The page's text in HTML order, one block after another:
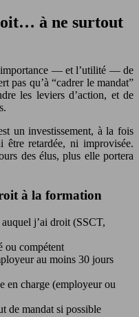
à ne surtout
— et l’utilité — de
pas qu’à “cadrer le mandat”
les leviers d’action, et de
un investissement, à la fois
retardée, ni improvisée.
des élus, plus elle portera
à la formation
j’ai droit (SSCT,
ou compétent
au moins 30 jours
en charge (employeur ou
de mandat si possible